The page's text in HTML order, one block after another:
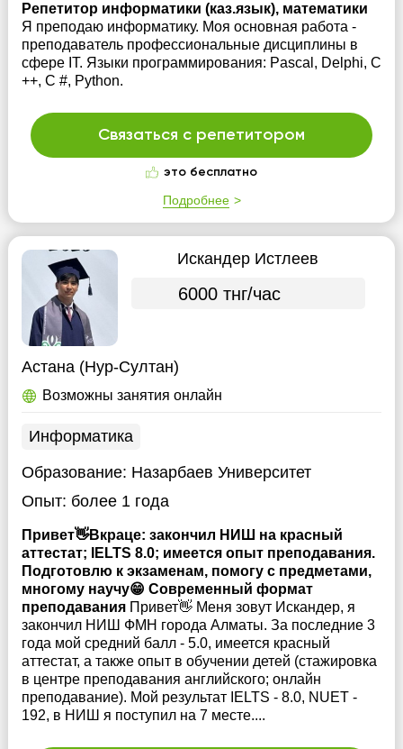
Репетитор информатики (каз.язык), математики
Я преподаю информатику. Моя основная работа -
преподаватель профессиональные дисциплины в
сфере IT. Языки программирования: Pascal, Delphi, C
++, C #, Python.
Связаться с репетитором
это бесплатно
Подробнее
Искандер Истлеев
6000 тнг/час
Астана (Нур-Султан)
Возможны занятия онлайн
Информатика
Образование: Назарбаев Университет
Опыт: более 1 года
Привет👋Вкраце: закончил НИШ на красный
аттестат; IELTS 8.0; имеется опыт преподавания.
Подготовлю к экзаменам, помогу с предметами,
многому научу😁 Современный формат
преподавания Привет👋 Меня зовут Искандер, я
закончил НИШ ФМН города Алматы. За последние 3
года мой средний балл - 5.0, имеется красный
аттестат, а также опыт в обучении детей (стажировка
в центре преподавания английского; онлайн
преподавание). Мой результат IELTS - 8.0, NUET -
192, в НИШ я поступил на 7 месте....